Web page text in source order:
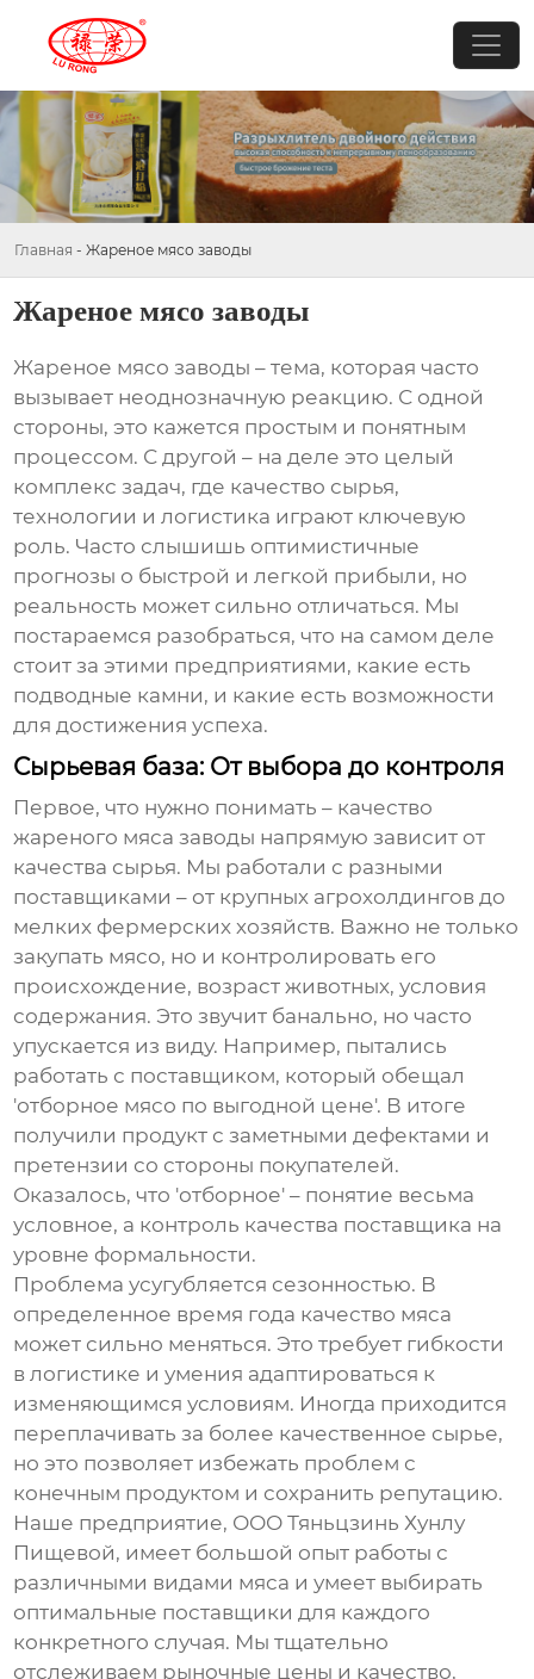
Главная - Жареное мясо заводы
Жареное мясо заводы
Жареное мясо заводы – тема, которая часто
вызывает неоднозначную реакцию. С одной
стороны, это кажется простым и понятным
процессом. С другой – на деле это целый
комплекс задач, где качество сырья,
технологии и логистика играют ключевую
роль. Часто слышишь оптимистичные
прогнозы о быстрой и легкой прибыли, но
реальность может сильно отличаться. Мы
постараемся разобраться, что на самом деле
стоит за этими предприятиями, какие есть
подводные камни, и какие есть возможности
для достижения успеха.
Сырьевая база: От выбора до контроля
Первое, что нужно понимать – качество
жареного мяса заводы напрямую зависит от
качества сырья. Мы работали с разными
поставщиками – от крупных агрохолдингов до
мелких фермерских хозяйств. Важно не только
закупать мясо, но и контролировать его
происхождение, возраст животных, условия
содержания. Это звучит банально, но часто
упускается из виду. Например, пытались
работать с поставщиком, который обещал
'отборное мясо по выгодной цене'. В итоге
получили продукт с заметными дефектами и
претензии со стороны покупателей.
Оказалось, что 'отборное' – понятие весьма
условное, а контроль качества поставщика на
уровне формальности.
Проблема усугубляется сезонностью. В
определенное время года качество мяса
может сильно меняться. Это требует гибкости
в логистике и умения адаптироваться к
изменяющимся условиям. Иногда приходится
переплачивать за более качественное сырье,
но это позволяет избежать проблем с
конечным продуктом и сохранить репутацию.
Наше предприятие, ООО Тяньцзинь Хунлу
Пищевой, имеет большой опыт работы с
различными видами мяса и умеет выбирать
оптимальные поставщики для каждого
конкретного случая. Мы тщательно
отслеживаем рыночные цены и качество,